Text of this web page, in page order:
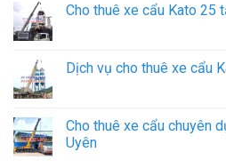
Cho thuê xe cẩu Kato 25
Dịch vụ cho thuê xe cẩu
Cho thuê xe cẩu chuyên
Uyên